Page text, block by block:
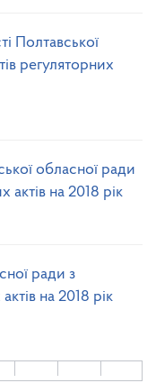
Полтавської
регуляторних
обласної ради
актів на 2018 рік
ради з
на 2018 рік